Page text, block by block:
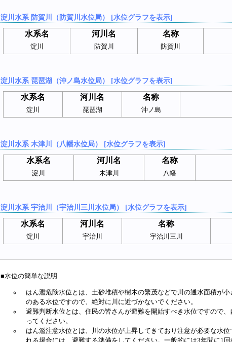
淀川水系 防賀川（防賀川水位局） [水位グラフを表示]
水系名 河川名 名称
淀川 防賀川 防賀川
淀川水系 琵琶湖（沖ノ島水位局） [水位グラフを表示]
水系名 河川名 名称
淀川 琵琶湖 沖ノ島
淀川水系 木津川（八幡水位局） [水位グラフを表示]
水系名 河川名 名称
淀川 木津川 八幡
淀川水系 宇治川（宇治川三川水位局） [水位グラフを表示]
水系名 河川名 名称
淀川 宇治川 宇治川三川
■水位の簡単な説明
はん濫危険水位とは、土砂堆積や樹木の繁茂などで川の通水面積が
のある水位ですので、絶対に川に近づかないでください。
避難判断水位とは、住民の皆さんが避難を開始すべき水位ですので
ってください。
はん濫注意水位とは、川の水位が上昇してきており注意が必要な水
れる場合には、避難する準備をしてください。一般的には3年間に1回